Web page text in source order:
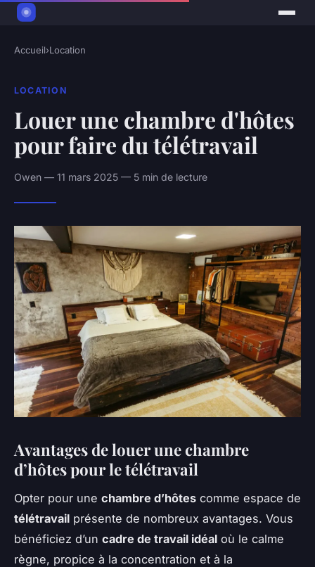
Accueil›Location
LOCATION
Louer une chambre d'hôtes
pour faire du télétravail
Owen — 11 mars 2025 — 5 min de lecture
Avantages de louer une chambre
d’hôtes pour le télétravail
Opter pour une chambre d’hôtes comme espace de
télétravail présente de nombreux avantages. Vous
bénéficiez d’un cadre de travail idéal où le calme
règne, propice à la concentration et à la